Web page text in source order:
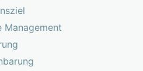
Management